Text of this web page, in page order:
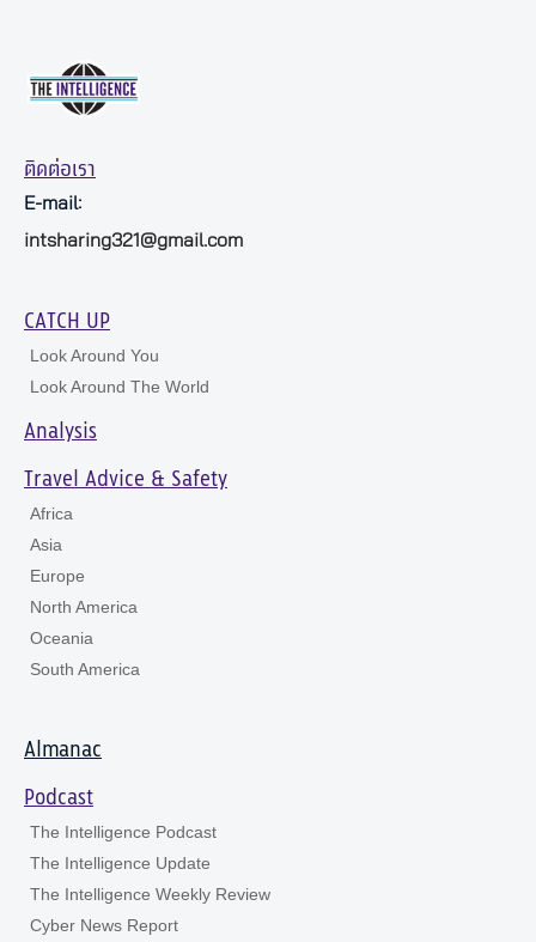
ติดต่อเรา
E-mail:
intsharing321@gmail.com
CATCH UP
Look Around You
Look Around The World
Analysis
Travel Advice & Safety
Africa
Asia
Europe
North America
Oceania
South America
Almanac
Podcast
The Intelligence Podcast
The Intelligence Update
The Intelligence Weekly Review
Cyber News Report